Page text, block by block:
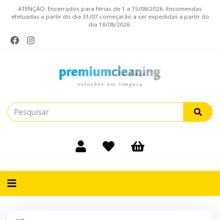
ATENÇÃO: Encerrados para férias de 1 a 15/08/2026. Encomendas
efetuadas a partir do dia 31/07 começarão a ser expedidas a partir do
dia 18/08/2026.
Alternar